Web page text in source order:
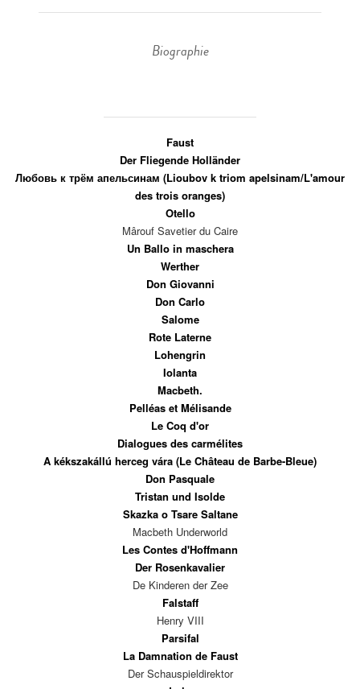
Biographie
Faust
Der Fliegende Holländer
Любовь к трём апельсинам (Lioubov k triom apelsinam/L'amour
des trois oranges)
Otello
Mârouf Savetier du Caire
Un Ballo in maschera
Werther
Don Giovanni
Don Carlo
Salome
Rote Laterne
Lohengrin
Iolanta
Macbeth.
Pelléas et Mélisande
Le Coq d'or
Dialogues des carmélites
A kékszakállú herceg vára (Le Château de Barbe-Bleue)
Don Pasquale
Tristan und Isolde
Skazka o Tsare Saltane
Macbeth Underworld
Les Contes d'Hoffmann
Der Rosenkavalier
De Kinderen der Zee
Falstaff
Henry VIII
Parsifal
La Damnation de Faust
Der Schauspieldirektor